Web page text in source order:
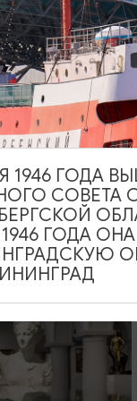
д. 13-23
1946 ГОДА
СОВЕТА
ГОДА